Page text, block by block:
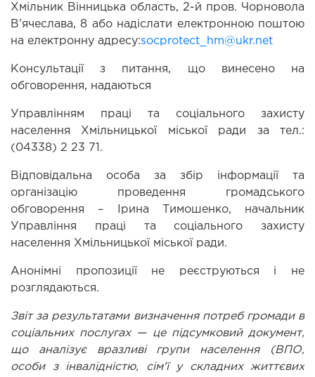
Хмільник Вінницька область, 2-й пров. Чорновола
В’ячеслава, 8 або надіслати електронною поштою
на електронну адресу:socprotect_hm@ukr.net
Консультації з питання, що винесено на
обговорення, надаються
Управлінням праці та соціального захисту
населення Хмільницької міської ради за тел.:
(04338) 2 23 71.
Відповідальна особа за збір інформації та
організацію проведення громадського
обговорення – Ірина Тимошенко, начальник
Управління праці та соціального захисту
населення Хмільницької міської ради.
Анонімні пропозиції не реєструються і не
розглядаються.
Звіт за результатами визначення потреб громади в
соціальних послугах — це підсумковий документ,
що аналізує вразливі групи населення (ВПО,
особи з інвалідністю, сім'ї у складних життєвих